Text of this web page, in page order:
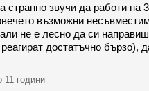
странно звучи да работи на
възможни
не е лесно да си
достатъчно бързо),
11 години